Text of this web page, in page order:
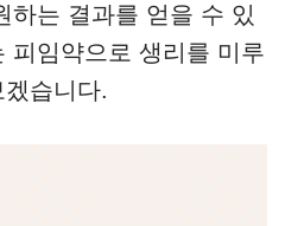
하는 결과를 얻을 수 있
피임약으로 생리를 미루
습니다.